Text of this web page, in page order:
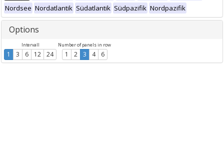
Nordsee Nordatlantik Südatlantik Südpazifik Nordpazifik
Options
Intervall
1 3 6 12 24
Number of panels in row
1 2 3 4 6